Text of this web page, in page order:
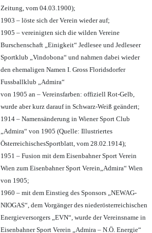
Zeitung, vom 04.03.1900);
1903 – löste sich der Verein wieder auf;
1905 – vereinigten sich die wilden Vereine
Burschenschaft „Einigkeit“ Jedlesee und Jedleseer
Sportklub „Vindobona“ und nahmen dabei wieder
den ehemaligen Namen I. Gross Floridsdorfer
Fussballklub „Admira“
von 1905 an – Vereinsfarben: offiziell Rot-Gelb,
wurde aber kurz darauf in Schwarz-Weiß geändert;
1914 – Namensänderung in Wiener Sport Club
„Admira“ von 1905 (Quelle: Illustriertes
ÖsterreichischesSportblatt, vom 28.02.1914);
1951 – Fusion mit dem Eisenbahner Sport Verein
Wien zum Eisenbahner Sport Verein„Admira“ Wien
von 1905;
1960 – mit dem Einstieg des Sponsors „NEWAG-
NIOGAS“, dem Vorgänger des niederösterreichischen
Energieversorgers „EVN“, wurde der Vereinsname in
Eisenbahner Sport Verein „Admira – N.Ö. Energie“